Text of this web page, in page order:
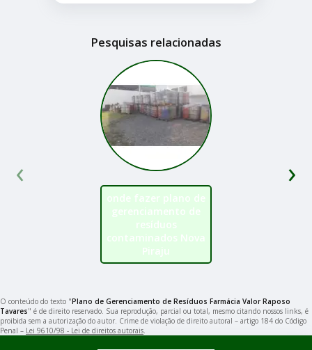
Pesquisas relacionadas
onde fazer plano de
gerenciamento de
resíduos
contaminados Nova
Piraju
‹ ›
O conteúdo do texto "Plano de Gerenciamento de Resíduos Farmácia Valor Raposo
Tavares" é de direito reservado. Sua reprodução, parcial ou total, mesmo citando nossos links, é
proibida sem a autorização do autor. Crime de violação de direito autoral – artigo 184 do Código
Penal – Lei 9610/98 - Lei de direitos autorais